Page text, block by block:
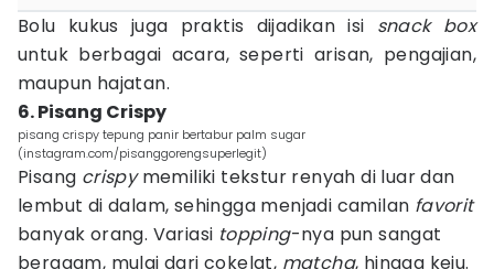
Bolu kukus juga praktis dijadikan isi snack box
untuk berbagai acara, seperti arisan, pengajian,
maupun hajatan.
6. Pisang Crispy
pisang crispy tepung panir bertabur palm sugar
(instagram.com/pisanggorengsuperlegit)
Pisang crispymemiliki tekstur renyah di luar dan
lembut di dalam, sehingga menjadi camilan favorit
banyak orang. Variasi topping-nya pun sangat
beragam, mulai dari cokelat, matcha, hingga keju.